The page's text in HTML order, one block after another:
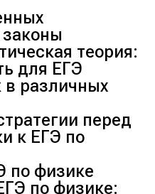
теория:
для ЕГЭ
в различных
перед
к ЕГЭ по
по физике
по физике: